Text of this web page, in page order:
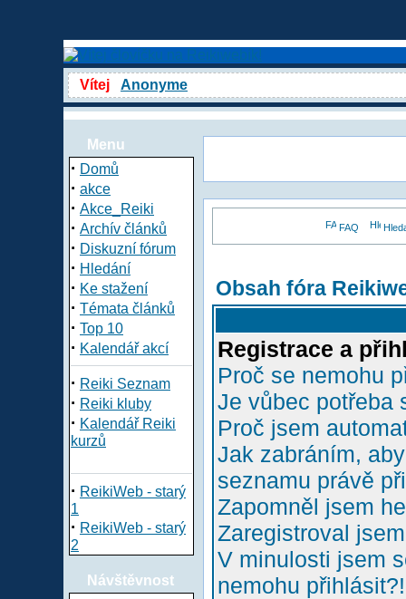
Vítej Anonyme
Menu
· Domů
· akce
· Akce_Reiki
· Archív článků
· Diskuzní fórum
· Hledání
· Ke stažení
· Témata článků
· Top 10
· Kalendář akcí
· Reiki Seznam
· Reiki kluby
· Kalendář Reiki
kurzů
· ReikiWeb - starý
1
· ReikiWeb - starý
2
Návštěvnost
FAQ
Obsah fóra
Registrace a
Proč se nemohu
Je vůbec potřeba
Proč jsem
Jak zabráním,
seznamu právě
Zapomněl jsem
Zaregistroval
V minulosti jsem
nemohu přihlásit?!